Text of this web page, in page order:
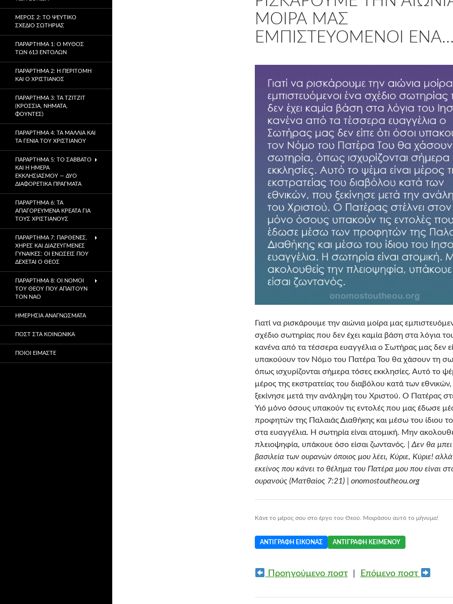
ΜΟΊΡΑ ΜΑΣ
ΕΜΠΙΣΤΕΥΌΜΕΝΟΙ
Γιατί να ρισκάρουμε την αιώνια μοίρα μας
σχέδιο σωτηρίας που δεν έχει καμία βάση στα λόγια
κανένα από τα τέσσερα ευαγγέλια ο Σωτήρας μας δεν
υπακούουν τον Νόμο του Πατέρα Του θα χάσουν τη
όπως ισχυρίζονται σήμερα τόσες εκκλησίες. Αυτό το
μέρος της εκστρατείας του διαβόλου κατά των
ξεκίνησε μετά την ανάληψη του Χριστού. Ο Πατέρας
Υιό μόνο όσους υπακούν τις εντολές που μας έδωσε
προφητών της Παλαιάς Διαθήκης και μέσω του ίδιου
στα ευαγγέλια. Η σωτηρία είναι ατομική. Μην
πλειοψηφία, υπάκουε όσο είσαι ζωντανός. | Δεν θα
βασιλεία των ουρανών όποιος μου λέει, Κύριε, Κύριε!
εκείνος που κάνει το θέλημα του Πατέρα μου που είναι
ουρανούς (Ματθαίος 7:21) | onomostoutheou.org
Κάνε το μέρος σου στο έργο του Θεού. Μοιράσου αυτό το μήνυμα!
ΑΝΤΙΓΡΑΦΉ ΕΙΚΌΝΑΣ ΑΝΤΙΓΡΑΦΉ ΚΕΙΜΈΝΟΥ
Προηγούμενο ποστ| Επόμενο ποστ
ΜΈΡΟΣ 2: ΤΟ ΨΕΎΤΙΚΟ
ΣΧΈΔΙΟ ΣΩΤΗΡΊΑΣ
ΠΑΡΆΡΤΗΜΑ 1: Ο ΜΎΘΟΣ
ΤΩΝ 613 ΕΝΤΟΛΏΝ
ΠΑΡΆΡΤΗΜΑ 2: Η ΠΕΡΙΤΟΜΉ
ΚΑΙ Ο ΧΡΙΣΤΙΑΝΌΣ
ΠΑΡΆΡΤΗΜΑ 3: ΤΑ TZITZIT
(ΚΡΌΣΣΙΑ, ΝΉΜΑΤΑ,
ΦΟΎΝΤΕΣ)
ΠΑΡΆΡΤΗΜΑ 4: ΤΑ ΜΑΛΛΙΆ ΚΑΙ
ΤΑ ΓΈΝΙΑ ΤΟΥ ΧΡΙΣΤΙΑΝΟΎ
ΠΑΡΆΡΤΗΜΑ 5: ΤΟ ΣΆΒΒΑΤΟ
ΚΑΙ Η ΗΜΈΡΑ
ΕΚΚΛΗΣΙΑΣΜΟΎ — ΔΎΟ
ΔΙΑΦΟΡΕΤΙΚΆ ΠΡΆΓΜΑΤΑ
ΠΑΡΆΡΤΗΜΑ 6: ΤΑ
ΑΠΑΓΟΡΕΥΜΈΝΑ ΚΡΈΑΤΑ ΓΙΑ
ΤΟΥΣ ΧΡΙΣΤΙΑΝΟΎΣ
ΠΑΡΆΡΤΗΜΑ 7: ΠΑΡΘΈΝΕΣ,
ΧΉΡΕΣ ΚΑΙ ΔΙΑΖΕΥΓΜΈΝΕΣ
ΓΥΝΑΊΚΕΣ: ΟΙ ΕΝΏΣΕΙΣ ΠΟΥ
ΔΈΧΕΤΑΙ Ο ΘΕΌΣ
ΠΑΡΆΡΤΗΜΑ 8: ΟΙ ΝΌΜΟΙ
ΤΟΥ ΘΕΟΎ ΠΟΥ ΑΠΑΙΤΟΎΝ
ΤΟΝ ΝΑΌ
ΗΜΕΡΉΣΙΑ ΑΝΑΓΝΏΣΜΑΤΑ
ΠΟΣΤ ΣΤΑ ΚΟΙΝΩΝΙΚΆ
ΠΟΙΟΙ ΕΊΜΑΣΤΕ